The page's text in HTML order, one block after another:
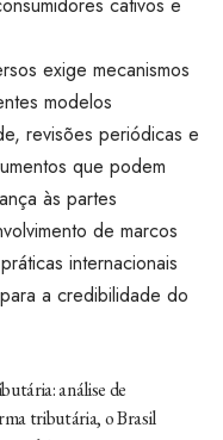
exige mecanismos
modelos
revisões periódicas e
que podem
às partes
de marcos
internacionais
a credibilidade do
análise de
tributária, o Brasil